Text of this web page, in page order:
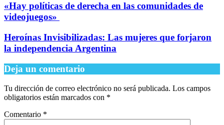
​«Hay políticas de derecha en las comunidades de
videojuegos»
Heroínas Invisibilizadas: Las mujeres que forjaron
la independencia Argentina
Deja un comentario
Tu dirección de correo electrónico no será publicada. Los campos
obligatorios están marcados con *
Comentario *